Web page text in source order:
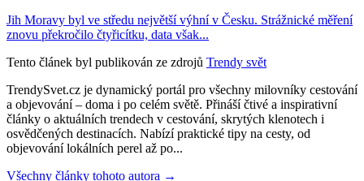
Jih Moravy byl ve středu největší výhní v Česku. Strážnické měření
znovu překročilo čtyřicítku, data však...
Tento článek byl publikován ze zdrojů Trendy svět
TrendySvet.cz je dynamický portál pro všechny milovníky cestování
a objevování – doma i po celém světě. Přináší čtivé a inspirativní
články o aktuálních trendech v cestování, skrytých klenotech i
osvědčených destinacích. Nabízí praktické tipy na cesty, od
objevování lokálních perel až po...
Všechny články tohoto autora →